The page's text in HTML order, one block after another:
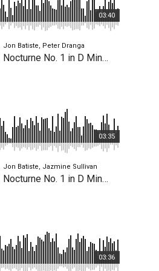
03:40
Jon Batiste, Peter Dranga
Nocturne No. 1 in D Minor, Tango noche (Noteo)
03:35
Jon Batiste, Jazmine Sullivan
Nocturne No. 1 in D Minor, Bust Your Windows
03:36